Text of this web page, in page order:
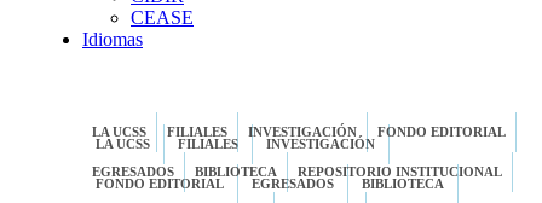
CEASE
Idiomas
LA UCSS FILIALES INVESTIGACIÓN FONDO EDITORIAL
EGRESADOS BIBLIOTECA REPOSITORIO INSTITUCIONAL
LA UCSS FILIALES INVESTIGACIÓN
FONDO EDITORIAL EGRESADOS BIBLIOTECA